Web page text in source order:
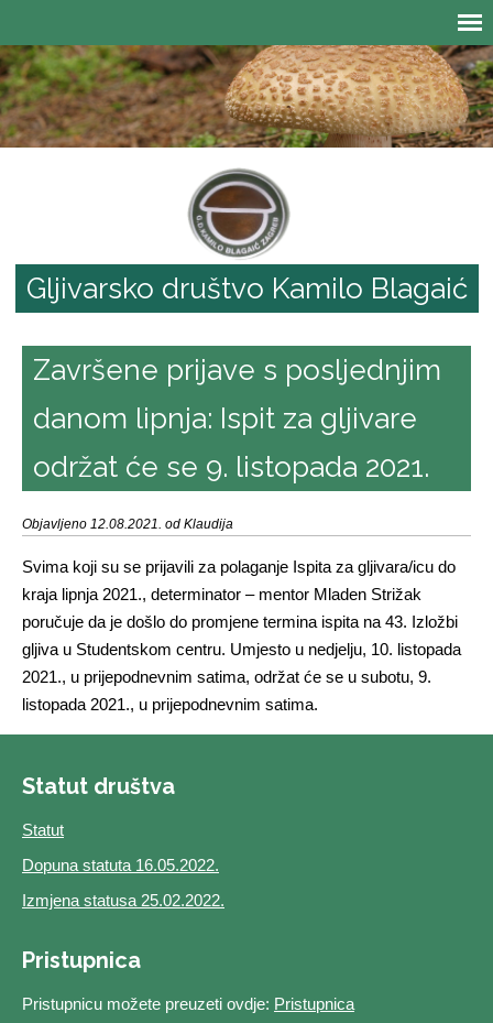
Gljivarsko društvo Kamilo Blagaić
Završene prijave s posljednjim
danom lipnja: Ispit za gljivare
održat će se 9. listopada 2021.
Objavljeno 12.08.2021. od Klaudija
Svima koji su se prijavili za polaganje Ispita za gljivara/icu do
kraja lipnja 2021., determinator – mentor Mladen Strižak
poručuje da je došlo do promjene termina ispita na 43. Izložbi
gljiva u Studentskom centru. Umjesto u nedjelju, 10. listopada
2021., u prijepodnevnim satima, održat će se u subotu, 9.
listopada 2021., u prijepodnevnim satima.
Statut društva
Statut
Dopuna statuta 16.05.2022.
Izmjena statusa 25.02.2022.
Pristupnica
Pristupnicu možete preuzeti ovdje: Pristupnica